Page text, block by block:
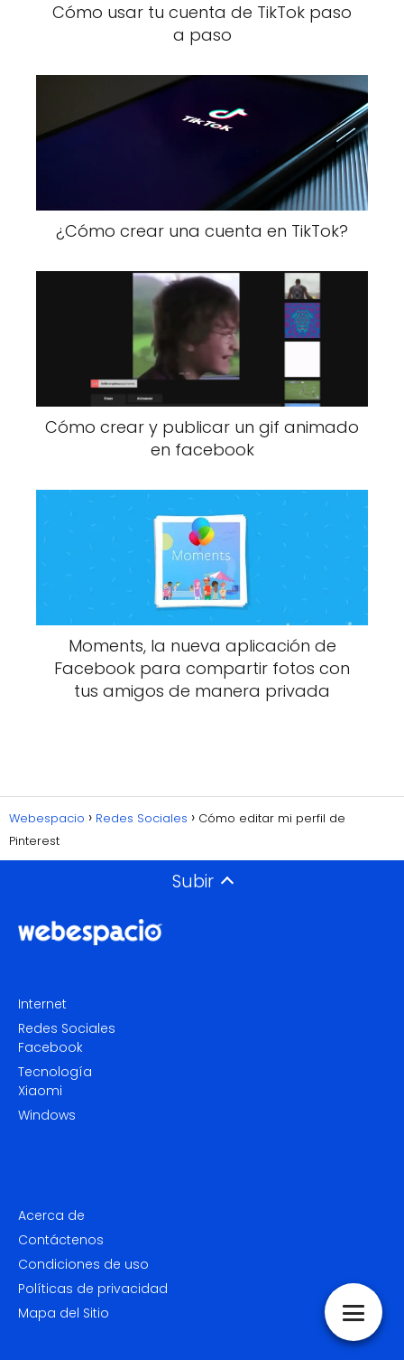
Cómo usar tu cuenta de TikTok paso
a paso
¿Cómo crear una cuenta en TikTok?
Cómo crear y publicar un gif animado
en facebook
Moments, la nueva aplicación de
Facebook para compartir fotos con
tus amigos de manera privada
Webespacio Redes Sociales
Cómo editar mi perfil de
Pinterest
Subir
Internet
Redes Sociales
Facebook
Tecnología
Xiaomi
Windows
Acerca de
Contáctenos
Condiciones de uso
Políticas de privacidad
Mapa del Sitio